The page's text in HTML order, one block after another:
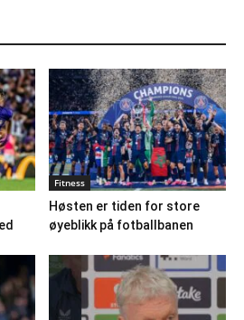
Fitness
Høsten er tiden for store
øyeblikk på fotballbanen